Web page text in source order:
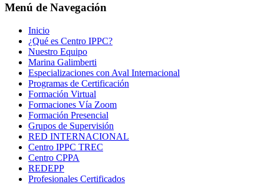
Menú de Navegación
Inicio
¿Qué es Centro IPPC?
Nuestro Equipo
Marina Galimberti
Especializaciones con Aval Internacional
Programas de Certificación
Formación Virtual
Formaciones Vía Zoom
Formación Presencial
Grupos de Supervisión
RED INTERNACIONAL
Centro IPPC TREC
Centro CPPA
REDEPP
Profesionales Certificados